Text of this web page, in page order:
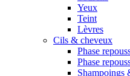
Yeux
Teint
Lèvres
Cils & cheveux
Phase
Phase
Shampoings